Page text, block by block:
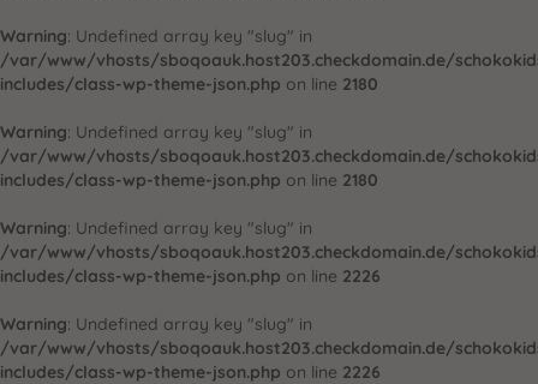
Warning: Undefined array key "slug" in
/var/www/vhosts/sboqoauk.host203.checkdomain.de/
includes/class-wp-theme-json.php on line 2180
Warning: Undefined array key "slug" in
/var/www/vhosts/sboqoauk.host203.checkdomain.de/
includes/class-wp-theme-json.php on line 2180
Warning: Undefined array key "slug" in
/var/www/vhosts/sboqoauk.host203.checkdomain.de/
includes/class-wp-theme-json.php on line 2226
Warning: Undefined array key "slug" in
/var/www/vhosts/sboqoauk.host203.checkdomain.de/
includes/class-wp-theme-json.php on line 2226